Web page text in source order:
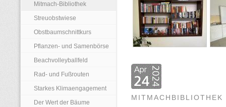
Mitmach-Bibliothek
Streuobstwiese
Obstbaumschnittkurs
Pflanzen- und Samenbörse
Beachvolleyballfeld
Rad- und Fußrouten
Starkes Klimaengagement
Der Wert der Bäume
MITMACHBIBLIOTHEK